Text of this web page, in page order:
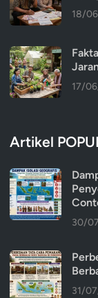
18/
17/
Artikel
30/
31/